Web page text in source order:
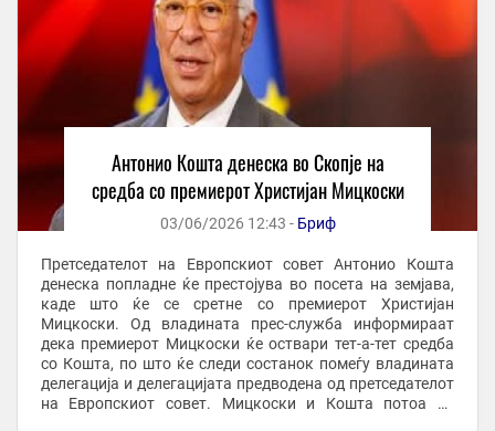
Антонио Кошта денеска во Скопје на
средба со премиерот Христијан Мицкоски
03/06/2026 12:43 - Бриф
Претседателот на Европскиот совет Антонио Кошта
денеска попладне ќе престојува во посета на земјава,
каде што ќе се сретне со премиерот Христијан
Мицкоски. Од владината прес-служба информираат
дека премиерот Мицкоски ќе оствари тет-а-тет средба
со Кошта, по што ќе следи состанок помеѓу владината
делегација и делегацијата предводена од претседателот
на Европскиот совет. Мицкоски и Кошта потоа ќе